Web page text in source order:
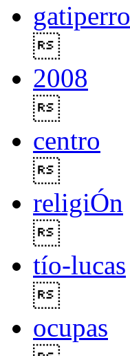
gatiperro
2008
centro
religiÓn
tío-lucas
ocupas